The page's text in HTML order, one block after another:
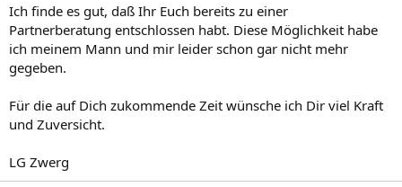
Ich finde es gut, daß Ihr Euch bereits zu einer
Partnerberatung entschlossen habt. Diese Möglichkeit habe
ich meinem Mann und mir leider schon gar nicht mehr
gegeben.
Für die auf Dich zukommende Zeit wünsche ich Dir viel Kraft
und Zuversicht.
LG Zwerg